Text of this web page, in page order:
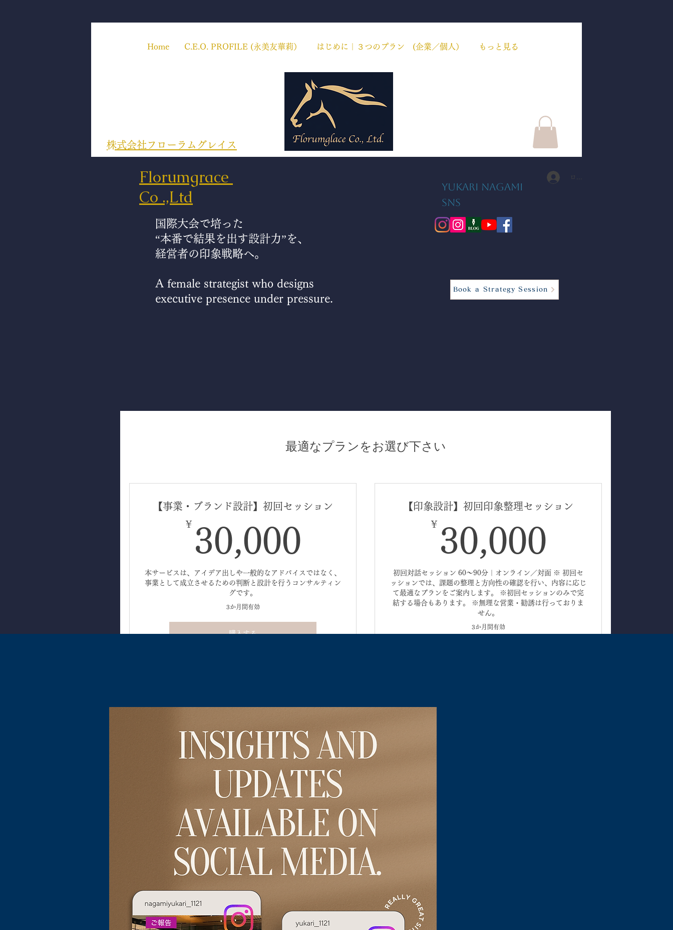
​株式会社フローラムグレイス
Home C.E.O. PROFILE (永美友華莉） はじめに｜３つのプラン (企業／個人） もっと見る
国際大会で培った
“本番で結果を出す設計力”を、
経営者の印象戦略へ。
A female strategist who designs
executive presence under pressure.
​Florumgrace
Co .,Ltd
Yukari Nagami
SNS
ログイン
Book a Strategy Session
最適なプランをお選び下さい
【事業・ブランド設計】初回セッション
￥ 30,000 30,000￥
本サービスは、アイデア出しや一般的なアドバイスではなく、
事業として成立させるための判断と設計を行うコンサルティン
グです。
3か月間有効
購入する
【印象設計】初回印象整理セッション
￥ 30,000
初回対話セッション 60〜90分｜オンライン／対面 ※ 初回セ
ッションでは、課題の整理と方向性の確認を行い、内容に応じ
て最適なプランをご案内します。 ※初回セッションのみで完
結する場合もあります。 ※無理な営業・勧誘は行っておりま
せん。
3か月間有効